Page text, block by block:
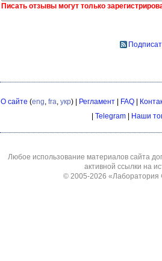
Писать отзывы могут только
О сайте (eng, fra, укр) | Регламент| FAQ|
Telegram Наши
Любое использование материалов сайта
активной ссылки на
© 2005-2026 «Лаборатория